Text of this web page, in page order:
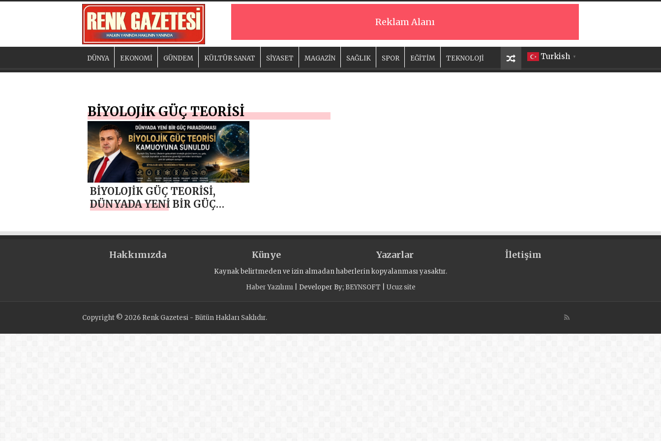
Reklam Alanı
Turkish ▼
DÜNYA EKONOMİ GÜNDEM KÜLTÜR SANAT SİYASET MAGAZİN SAĞLIK SPOR EĞİTİM TEKNOLOJİ
BİYOLOJİK GÜÇ TEORİSİ
BİYOLOJİK GÜÇ TEORİSİ,
DÜNYADA YENİ BİR GÜÇ
AÇILDI
Hakkımızda Künye Yazarlar İletişim
Kaynak belirtmeden ve izin almadan haberlerin kopyalanması yasaktır.
Haber Yazılımı| Developer By; BEYNSOFT Ucuz site
Copyright © 2026 Renk Gazetesi - Bütün Hakları Saklıdır.